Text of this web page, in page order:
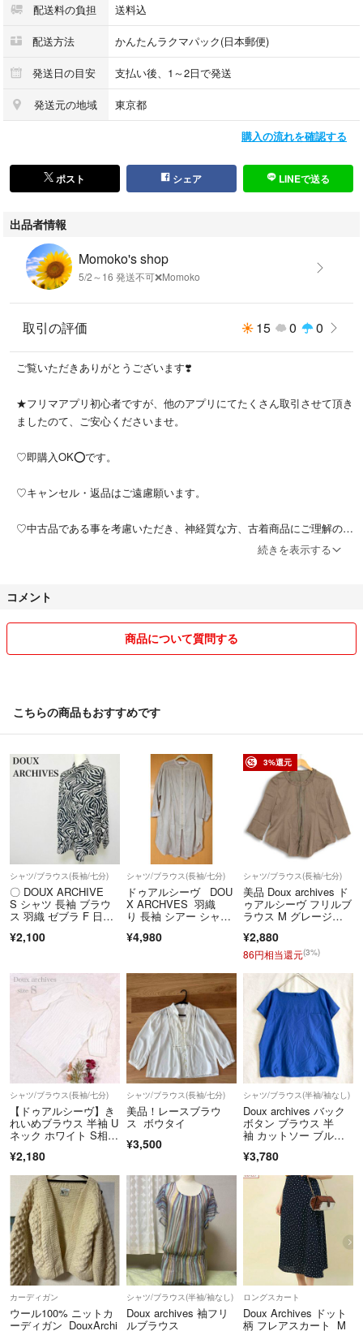
配送料の負担 送料込
配送方法 かんたんラクマパック(日本郵便)
発送日の目安 支払い後、1～2日で発送
発送元の地域 東京都
購入の流れを確認する
ポスト シェア LINEで送る
出品者情報
Momoko's shop
5/2～16 発送不可❌Momoko
取引の評価 15 0 0
ご覧いただきありがとうございます❣️
★フリマアプリ初心者ですが、他のアプリにてたくさん取引させて頂き
ましたのて、ご安心くださいませ。
♡即購入OK⭕️です。
♡キャンセル・返品はご遠慮願います。
♡中古品である事を考慮いただき、神経質な方、古着商品にご理解の無
す！
続きを表示する
コメント
商品について質問する
こちらの商品もおすすめです
シャツ/ブラウス(長袖/七分)
〇 DOUX ARCHIVE
S シャツ 長袖 ブラウ
ス 羽織 ゼブラ F 日本
¥2,100
シャツ/ブラウス(長袖/七分)
ドゥアルシーヴ DOU
X ARCHVES 羽織
り 長袖 シアー シャ
¥4,980
3%還元
シャツ/ブラウス(長袖/七分)
美品 Doux archives ド
ゥアルシーヴ フリルブ
ラウス M グレージ
スカジュアル きれいめ
¥2,880
86円相当還元(3%)
シャツ/ブラウス(長袖/七分)
【ドゥアルシーヴ】き
れいめブラウス 半袖 U
ネック ホワイト S相
¥2,180
シャツ/ブラウス(長袖/七分)
美品！レースブラウ
ス ボウタイ
¥3,500
シャツ/ブラウス(半袖/袖なし)
Doux archives バック
ボタン ブラウス 半
袖 カットソー ブル
¥3,780
カーディガン
ウール100% ニットカ
ーディガン DouxArchi
シャツ/ブラウス(半袖/袖なし)
Doux archives 袖フリ
ルブラウス
ロングスカート
Doux Archives ドット
柄 フレアスカート M